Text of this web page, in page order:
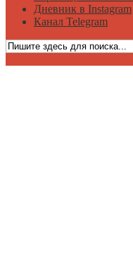
Дневник в Instagram
Канал Telegram